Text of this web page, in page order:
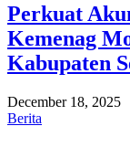
Perkuat
Kemenag
Kabupaten
December 18, 2025
Berita